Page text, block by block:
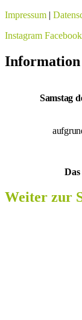
Impressum |
Instagram
Information
Samstag
Weiter zur